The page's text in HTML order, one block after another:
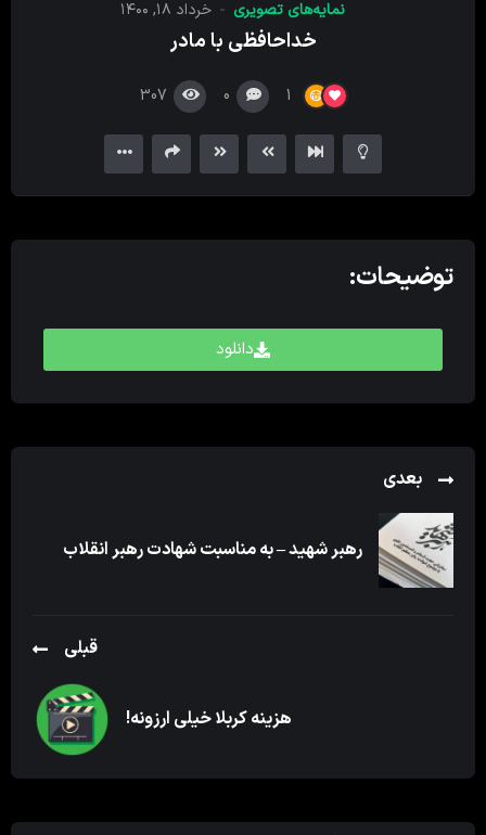
نمایه‌های تصویری خرداد ۱۸, ۱۴۰۰
خداحافظی با مادر
1
0
307
توضیحات:
دانلود
بعدی
رهبر شهید – به مناسبت شهادت رهبر انقلاب
قبلی
هزینه کربلا خیلی ارزونه!